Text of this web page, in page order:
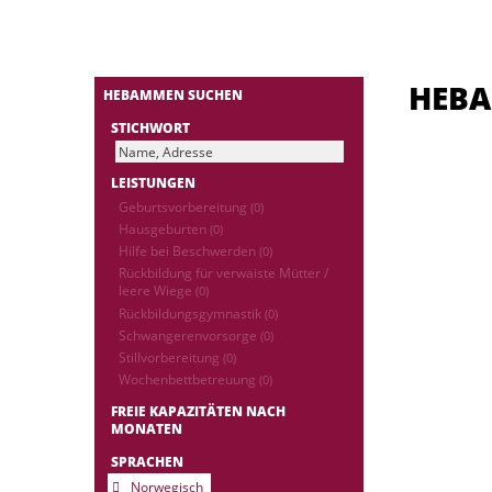
HEBAMMEN SUCHEN
STICHWORT
LEISTUNGEN
Geburtsvorbereitung (0)
Hausgeburten (0)
Hilfe bei Beschwerden (0)
Rückbildung für verwaiste Mütter /
leere Wiege (0)
Rückbildungsgymnastik (0)
Schwangerenvorsorge (0)
Stillvorbereitung (0)
Wochenbettbetreuung (0)
FREIE KAPAZITÄTEN NACH
MONATEN
SPRACHEN
Norwegisch